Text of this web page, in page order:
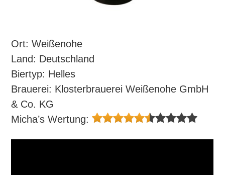
Ort: Weißenohe
Land: Deutschland
Biertyp: Helles
Brauerei: Klosterbrauerei Weißenohe GmbH
& Co. KG
Micha’s Wertung: